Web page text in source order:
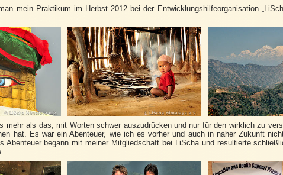
mein Praktikum im Herbst 2012 bei der Entwicklungshilfeorganisation
mehr als das, mit Worten schwer auszudrücken und nur für den wirklich zu
hat. Es war ein Abenteuer, wie ich es vorher und auch in naher Zukunft
Abenteuer begann mit meiner Mitgliedschaft bei LiScha und resultierte